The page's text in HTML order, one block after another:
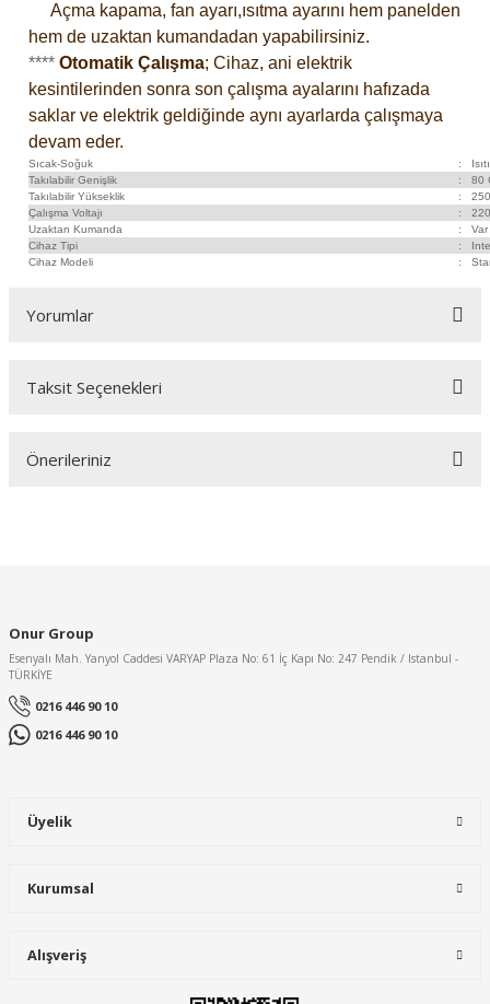
Açma kapama, fan ayarı,ısıtma ayarını hem panelden
hem de uzaktan kumandadan yapabilirsiniz.
**** Otomatik Çalışma; Cihaz, ani elektrik
kesintilerinden sonra son çalışma ayalarını hafızada
saklar ve elektrik geldiğinde aynı ayarlarda çalışmaya
devam eder.
Sıcak-Soğuk :
Takılabilir Genişlik
:
80
Takılabilir Yükseklik
:
Çalışma Voltajı
:
Uzaktan Kumanda
:
Var
Cihaz Tipi
:
Cihaz Modeli
:
Yorumlar
Taksit Seçenekleri
Önerileriniz
Ürün resmi kalitesiz, bozuk veya görüntülenemiyor.
Ürün açıklamasında eksik bilgiler bulunuyor.
Onur Group
Esenyalı Mah. Yanyol Caddesi VARYAP Plaza No: 61 İç Kapı No: 247 Pendik / Istanbul -
TÜRKİYE
0216 446 90 10
0216 446 90 10
Üyelik
Kurumsal
Alışveriş